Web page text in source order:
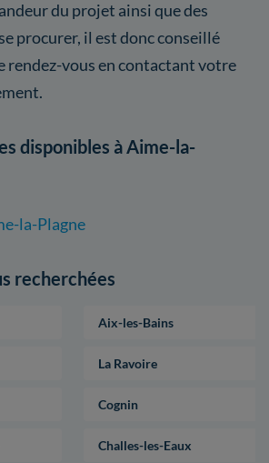
du projet ainsi que des
procurer, il est donc conseillé
rendez-vous en contactant votre
disponibles à Aime-la-
la-Plagne
recherchées
Aix-les-Bains
La Ravoire
Cognin
Challes-les-Eaux